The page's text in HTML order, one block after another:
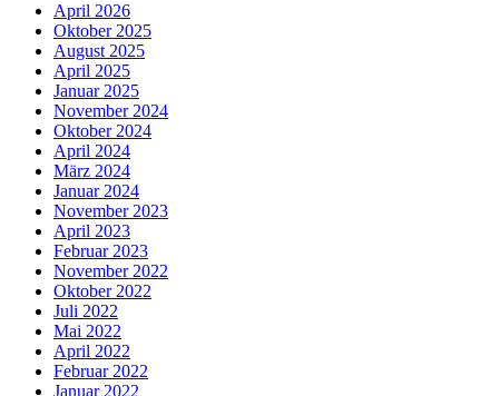
April 2026
Oktober 2025
August 2025
April 2025
Januar 2025
November 2024
Oktober 2024
April 2024
März 2024
Januar 2024
November 2023
April 2023
Februar 2023
November 2022
Oktober 2022
Juli 2022
Mai 2022
April 2022
Februar 2022
Januar 2022